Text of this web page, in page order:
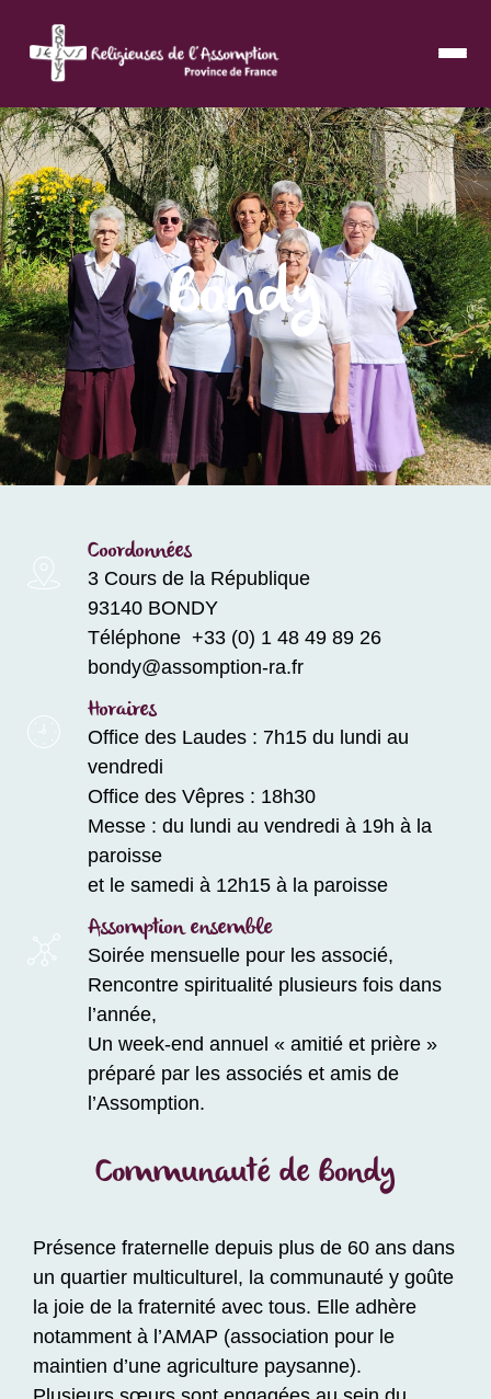
Bondy
Coordonnées
3 Cours de la République
93140 BONDY
Téléphone +33 (0) 1 48 49 89 26
bondy@assomption-ra.fr
Horaires
Office des Laudes : 7h15 du lundi au
vendredi
Office des Vêpres : 18h30
Messe : du lundi au vendredi à 19h à la
paroisse
et le samedi à 12h15 à la paroisse
Assomption ensemble
Soirée mensuelle pour les associé,
Rencontre spiritualité plusieurs fois dans
l’année,
Un week-end annuel « amitié et prière »
préparé par les associés et amis de
l’Assomption.
Communauté de Bondy
Présence fraternelle depuis plus de 60 ans dans
un quartier multiculturel, la communauté y goûte
la joie de la fraternité avec tous. Elle adhère
notamment à l’AMAP (association pour le
maintien d’une agriculture paysanne).